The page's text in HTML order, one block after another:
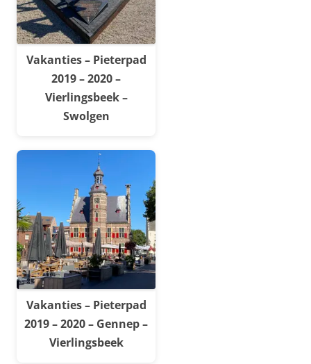
Vakanties – Pieterpad
2019 – 2020 –
Vierlingsbeek –
Swolgen
Vakanties – Pieterpad
2019 – 2020 – Gennep –
Vierlingsbeek